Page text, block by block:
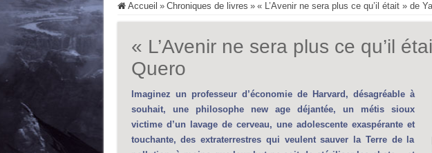
Accueil » Chroniques de livres » « L’Avenir ne sera plus ce qu’il était » de
« L’Avenir ne sera plus ce qu’il
Quero
Imaginez un professeur d’économie de Harvard, désagréable à
souhait, une philosophe new age déjantée, un métis sioux
victime d’un lavage de cerveau, une adolescente exaspérante et
touchante, des extraterrestres qui veulent sauver la Terre de la